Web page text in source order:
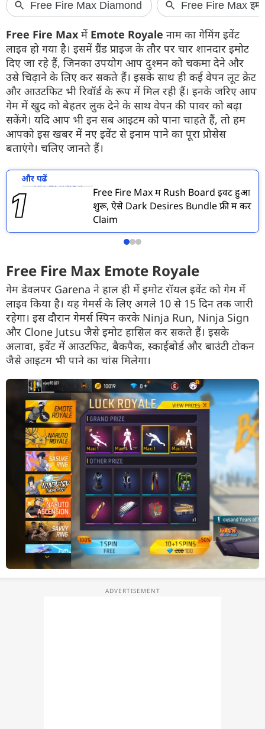
Free Fire Max में Emote Royale नाम का गेमिंग इवेंट
लाइव हो गया है। इसमें ग्रैंड प्राइज के तौर पर चार शानदार इमोट
दिए जा रहे हैं, जिनका उपयोग आप दुश्मन को चकमा देने और
उसे चिढ़ाने के लिए कर सकते हैं। इसके साथ ही कई वेपन लूट क्रेट
और आउटफिट भी रिवॉर्ड के रूप में मिल रही हैं। इनके जरिए आप
गेम में खुद को बेहतर लुक देने के साथ वेपन की पावर को बढ़ा
सकेंगे। यदि आप भी इन सब आइटम को पाना चाहते हैं, तो हम
आपको इस खबर में नए इवेंट से इनाम पाने का पूरा प्रोसेस
बताएंगे। चलिए जानते हैं।
और पढें
Free Fire Max में Rush Board इवेंट हुआ
शुरू, ऐसे Dark Desires Bundle फ्री में करें
Claim
Free Fire Max Emote Royale
गेम डेवलपर Garena ने हाल ही में इमोट रॉयल इवेंट को गेम में
लाइव किया है। यह गेमर्स के लिए अगले 10 से 15 दिन तक जारी
रहेगा। इस दौरान गेमर्स स्पिन करके Ninja Run, Ninja Sign
और Clone Jutsu जैसे इमोट हासिल कर सकते हैं। इसके
अलावा, इवेंट में आउटफिट, बैकपैक, स्काईबोर्ड और बाउंटी टोकन
जैसे आइटम भी पाने का चांस मिलेगा।